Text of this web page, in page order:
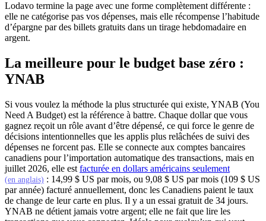
Lodavo termine la page avec une forme complètement différente :
elle ne catégorise pas vos dépenses, mais elle récompense l’habitude
d’épargne par des billets gratuits dans un tirage hebdomadaire en
argent.
La meilleure pour le budget base zéro :
YNAB
Si vous voulez la méthode la plus structurée qui existe, YNAB (You
Need A Budget) est la référence à battre. Chaque dollar que vous
gagnez reçoit un rôle avant d’être dépensé, ce qui force le genre de
décisions intentionnelles que les applis plus relâchées de suivi des
dépenses ne forcent pas. Elle se connecte aux comptes bancaires
canadiens pour l’importation automatique des transactions, mais en
juillet 2026, elle est facturée en dollars américains seulement
(en anglais) (s'ouvre dans un nouvel onglet)
: 14,99 $ US par mois, ou 9,08 $ US par mois (109 $ US
par année) facturé annuellement, donc les Canadiens paient le taux
de change de leur carte en plus. Il y a un essai gratuit de 34 jours.
YNAB ne détient jamais votre argent; elle ne fait que lire les